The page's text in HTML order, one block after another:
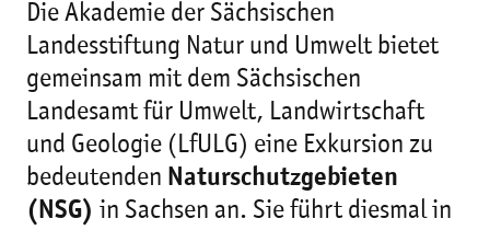
Die Akademie der Sächsischen
Landesstiftung Natur und Umwelt bietet
gemeinsam mit dem Sächsischen
Landesamt für Umwelt, Landwirtschaft
und Geologie (LfULG) eine Exkursion zu
bedeutenden Naturschutzgebieten
(NSG) in Sachsen an. Sie führt diesmal in